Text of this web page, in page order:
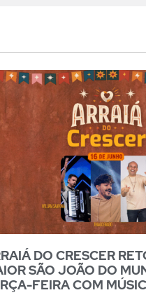
DO CRESCER
SÃO JOÃO DO
FEIRA COM